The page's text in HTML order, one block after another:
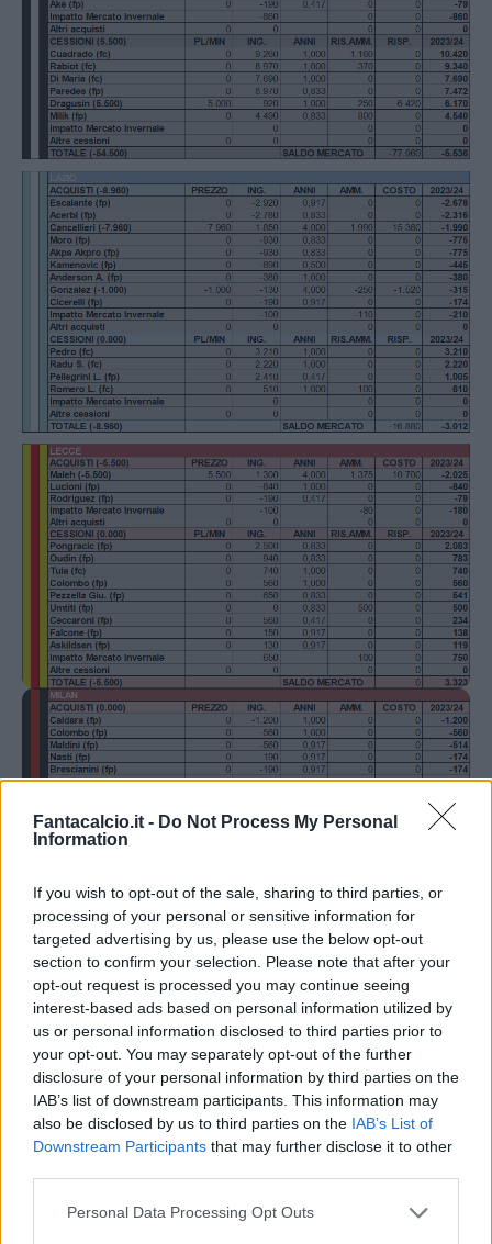
Fantacalcio.it - Do Not Process My Personal
Information
If you wish to opt-out of the sale, sharing to third parties, or
processing of your personal or sensitive information for
targeted advertising by us, please use the below opt-out
section to confirm your selection. Please note that after your
opt-out request is processed you may continue seeing
interest-based ads based on personal information utilized by
us or personal information disclosed to third parties prior to
your opt-out. You may separately opt-out of the further
disclosure of your personal information by third parties on the
IAB’s list of downstream participants. This information may
also be disclosed by us to third parties on the IAB’s List of
Downstream Participants that may further disclose it to other
Personal Data Processing Opt Outs